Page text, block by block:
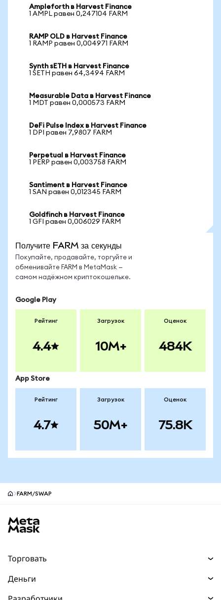
Ampleforth в Harvest Finance
1 AMPL равен 0,247104 FARM
RAMP OLD в Harvest Finance
1 RAMP равен 0,004971 FARM
Synth sETH в Harvest Finance
1 SETH равен 64,3494 FARM
Measurable Data в Harvest Finance
1 MDT равен 0,000573 FARM
DeFi Pulse Index в Harvest Finance
1 DPI равен 7,9807 FARM
Perpetual в Harvest Finance
1 PERP равен 0,003758 FARM
Santiment в Harvest Finance
1 SAN равен 0,012345 FARM
Goldfinch в Harvest Finance
1 GFI равен 0,006029 FARM
Получите FARM за секунды
Покупайте, продавайте, торгуйте и
обменивайте FARM в MetaMask —
самом надёжном криптокошельке.
Google Play
Рейтинг
4.4
Загрузок
10M+
Оценок
484K
App Store
Рейтинг
4.7
Загрузок
50M+
Оценок
75.8K
FARM/SWAP
Торговать
Деньги